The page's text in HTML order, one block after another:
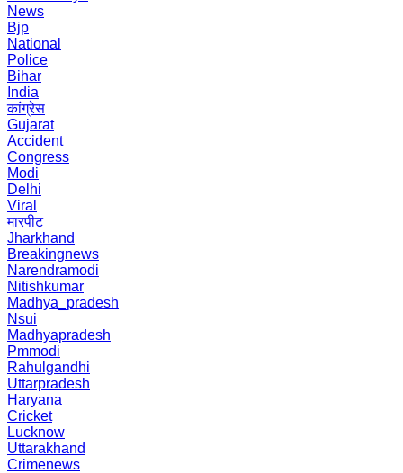
News
Bjp
National
Police
Bihar
India
कांग्रेस
Gujarat
Accident
Congress
Modi
Delhi
Viral
मारपीट
Jharkhand
Breakingnews
Narendramodi
Nitishkumar
Madhya_pradesh
Nsui
Madhyapradesh
Pmmodi
Rahulgandhi
Uttarpradesh
Haryana
Cricket
Lucknow
Uttarakhand
Crimenews